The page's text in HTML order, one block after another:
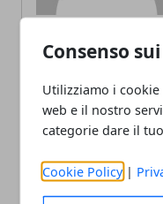
Consenso
Utilizziamo i
web e il nostro
categorie dare il
Cookie Policy |
ARTICOLI CORRELATI